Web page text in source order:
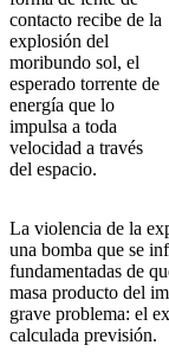
contacto recibe de la
explosión del
moribundo sol, el
esperado torrente de
energía que lo
impulsa a toda
velocidad a través
del espacio.
La violencia de la
una bomba que se
fundamentadas de
masa producto del
grave problema: el
calculada previsión.